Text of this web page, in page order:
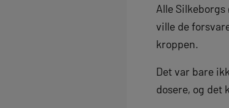
Alle
ville de
kroppen.
Det var bare
dosere, og det